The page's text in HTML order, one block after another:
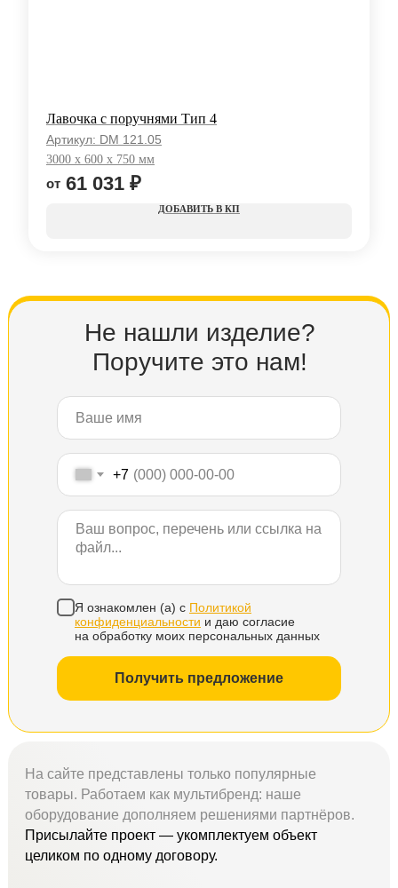
Лавочка с поручнями Тип 4
Артикул: DM 121.05
3000 x 600 x 750 мм
61 031 ₽
КП
Не нашли изделие?
Поручите это нам!
На сайте представлены только популярные
товары. Работаем как мультибренд: наше
оборудование дополняем решениями партнёров.
Присылайте проект — укомплектуем объект
целиком по одному договору.
+7
Я ознакомлен (а) с Политикой
конфиденциальности и даю согласие
на обработку моих персональных данных
Получить предложение